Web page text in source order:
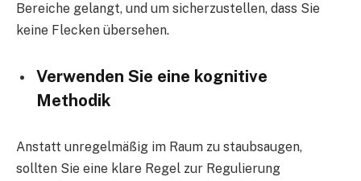
Bereiche gelangt, und um sicherzustellen, dass Sie
keine Flecken übersehen.
Verwenden Sie eine kognitive
Methodik
Anstatt unregelmäßig im Raum zu staubsaugen,
sollten Sie eine klare Regel zur Regulierung